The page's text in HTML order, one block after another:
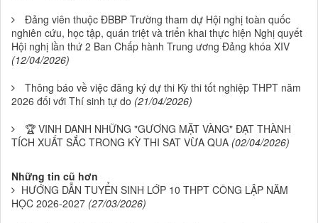
Đảng viên thuộc ĐBBP Trường tham dự Hội nghị toàn quốc
nghiên cứu, học tập, quán triệt và triển khai thực hiện Nghị quyết
Hội nghị lần thứ 2 Ban Chấp hành Trung ương Đảng khóa XIV
(12/04/2026)
Thông báo về việc đăng ký dự thi Kỳ thi tốt nghiệp THPT năm
2026 đối với Thí sinh tự do (21/04/2026)
🏆 VINH DANH NHỮNG "GƯƠNG MẶT VÀNG" ĐẠT THÀNH
TÍCH XUẤT SẮC TRONG KỲ THI SAT VỪA QUA (02/04/2026)
Những tin cũ hơn
HƯỚNG DẪN TUYỂN SINH LỚP 10 THPT CÔNG LẬP NĂM
HỌC 2026-2027 (27/03/2026)